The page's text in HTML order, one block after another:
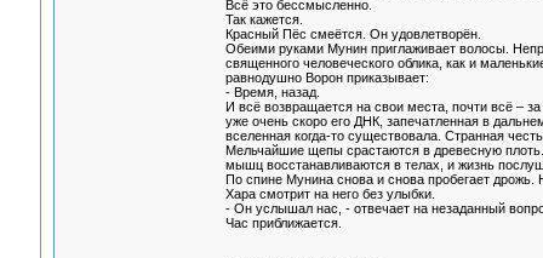
Всё это бессмысленно.
Так кажется.
Красный Пёс смеётся. Он удовлетворён.
Обеими руками Мунин приглаживает волосы.
священного человеческого облика, как и
равнодушно Ворон приказывает:
- Время, назад.
И всё возвращается на свои места, почти всё –
уже очень скоро его ДНК, запечатленная в
вселенная когда-то существовала. Странная
Мельчайшие щепы срастаются в древесную
мышц восстанавливаются в телах, и жизнь
По спине Мунина снова и снова пробегает
Хара смотрит на него без улыбки.
- Он услышал нас, - отвечает на незаданный
Час приближается.